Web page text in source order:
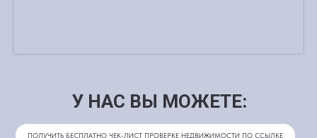
У НАС ВЫ МОЖЕТЕ:
ПОЛУЧИТЬ БЕСПЛАТНО ЧЕК-ЛИСТ ПРОВЕРКЕ НЕДВИЖИМОСТИ ПО ССЫЛКЕ